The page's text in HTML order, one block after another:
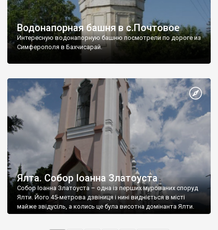
Водонапорная башня в с.Почтовое
Интересную водонапорную башню посмотрели по дороге из
Симферополя в Бахчисарай.
Ялта. Собор Іоанна Златоуста
Собор Іоанна Златоуста – одна із перших мурованих споруд
Ялти. Його 45-метрова дзвіниця і нині видніється в місті
майже звідусіль, а колись це була висотна домінанта Ялти.